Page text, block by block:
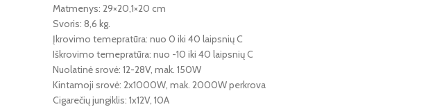
Matmenys: 29×20,1×20 cm
Svoris: 8,6 kg.
Įkrovimo temepratūra: nuo 0 iki 40 laipsnių C
Iškrovimo temepratūra: nuo -10 iki 40 laipsnių C
Nuolatinė srovė: 12-28V, mak. 150W
Kintamoji srovė: 2x1000W, mak. 2000W perkrova
Cigarečių jungiklis: 1x12V, 10A